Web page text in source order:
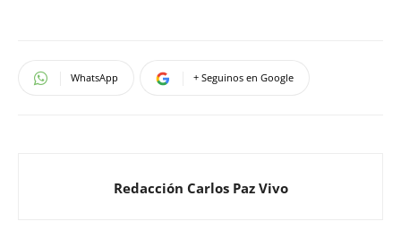
WhatsApp + Seguinos en Google
Redacción Carlos Paz Vivo